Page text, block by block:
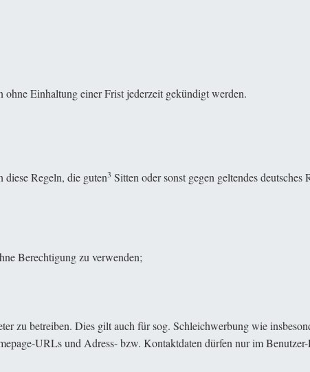
Einhaltung einer Frist jederzeit gekündigt werden.
Regeln, die guten3 Sitten oder sonst gegen geltendes deutsches
Berechtigung zu verwenden;
zu betreiben. Dies gilt auch für sog. Schleichwerbung wie
URLs und Adress- bzw. Kontaktdaten dürfen nur im